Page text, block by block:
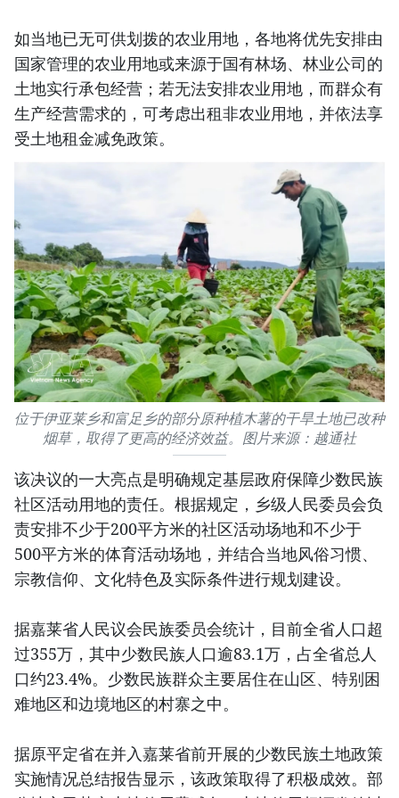
如当地已无可供划拨的农业用地，各地将优先安排由
国家管理的农业用地或来源于国有林场、林业公司的
土地实行承包经营；若无法安排农业用地，而群众有
生产经营需求的，可考虑出租非农业用地，并依法享
受土地租金减免政策。
位于伊亚莱乡和富足乡的部分原种植木薯的干旱土地已改种
烟草，取得了更高的经济效益。图片来源：越通社
该决议的一大亮点是明确规定基层政府保障少数民族
社区活动用地的责任。根据规定，乡级人民委员会负
责安排不少于200平方米的社区活动场地和不少于
500平方米的体育活动场地，并结合当地风俗习惯、
宗教信仰、文化特色及实际条件进行规划建设。
据嘉莱省人民议会民族委员会统计，目前全省人口超
过355万，其中少数民族人口逾83.1万，占全省总人
口约23.4%。少数民族群众主要居住在山区、特别困
难地区和边境地区的村寨之中。
据原平定省在并入嘉莱省前开展的少数民族土地政策
实施情况总结报告显示，该政策取得了积极成效。部